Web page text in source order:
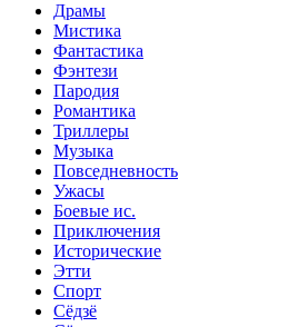
Драмы
Мистика
Фантастика
Фэнтези
Пародия
Романтика
Триллеры
Музыка
Повседневность
Ужасы
Боевые ис.
Приключения
Исторические
Этти
Спорт
Сёдзё